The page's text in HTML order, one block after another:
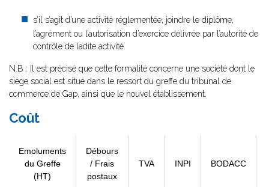
s’il s’agit d’une activité réglementée, joindre le diplôme,
l’agrément ou l’autorisation d’exercice délivrée par l’autorité de
contrôle de ladite activité.
N.B : Il est précisé que cette formalité concerne une société dont le
siège social est situé dans le ressort du greffe du tribunal de
commerce de Gap, ainsi que le nouvel établissement.
Coût
Emoluments
du Greffe
(HT)
Débours
/ Frais
postaux
TVA INPI BODACC